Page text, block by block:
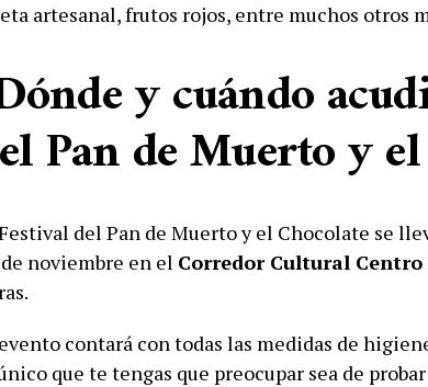
artesanal, frutos rojos, entre muchos otros
y cuándo
Pan de Muerto y
del Pan de Muerto y el Chocolate se
noviembre en el Corredor Cultural
contará con todas las medidas de
que te tengas que preocupar sea de